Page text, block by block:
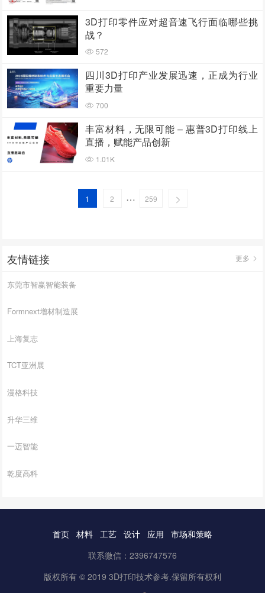
3D打印零件应对超音速飞行面临哪些挑
战？
572
四川3D打印产业发展迅速，正成为行业
重要力量
700
丰富材料，无限可能 – 惠普3D打印线上
直播，赋能产品创新
1.01K
1 2 … 259
友情链接 更多
东莞市智赢智能装备
Formnext增材制造展
上海复志
TCT亚洲展
漫格科技
升华三维
一迈智能
乾度高科
首页 材料 工艺 设计 应用
市场和策略
联系微信：2396747576
版权所有 © 2019 3D打印技术参考.保留所有权利